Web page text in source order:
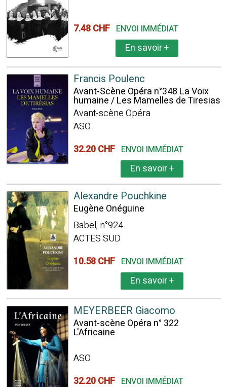
7.48 CHF ENVOI IMMÉDIAT
En savoir+
Francis Poulenc
Avant-Scène Opéra n°348 La Voix
humaine / Les Mamelles de Tiresias
Avant-scène Opéra
ASO
32.20 CHF ENVOI IMMÉDIAT
En savoir+
Alexandre Pouchkine
Eugène Onéguine
Babel, n°924
ACTES SUD
10.58 CHF ENVOI IMMÉDIAT
En savoir+
MEYERBEER Giacomo
Avant-scène Opéra n° 322
L'Africaine
ASO
32.20 CHF ENVOI IMMÉDIAT